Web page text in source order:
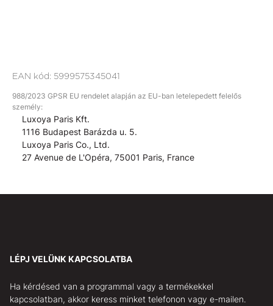
EAN kód: 5999575345041
988/2023 GPSR EU rendelet alapján az EU-ban letelepedett felelős
személy:
Luxoya Paris Kft.
1116 Budapest Barázda u. 5.
Luxoya Paris Co., Ltd.
27 Avenue de L'Opéra, 75001 Paris, France
LÉPJ VELÜNK KAPCSOLATBA
Ha kérdésed van a programmal vagy a termékekkel
kapcsolatban, akkor keress minket telefonon vagy e-mailen.